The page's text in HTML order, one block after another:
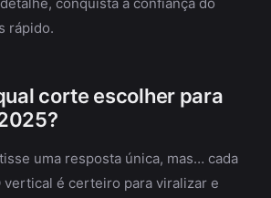
rápido.
corte escolher para
uma resposta única, mas… cada
vertical é certeiro para viralizar e